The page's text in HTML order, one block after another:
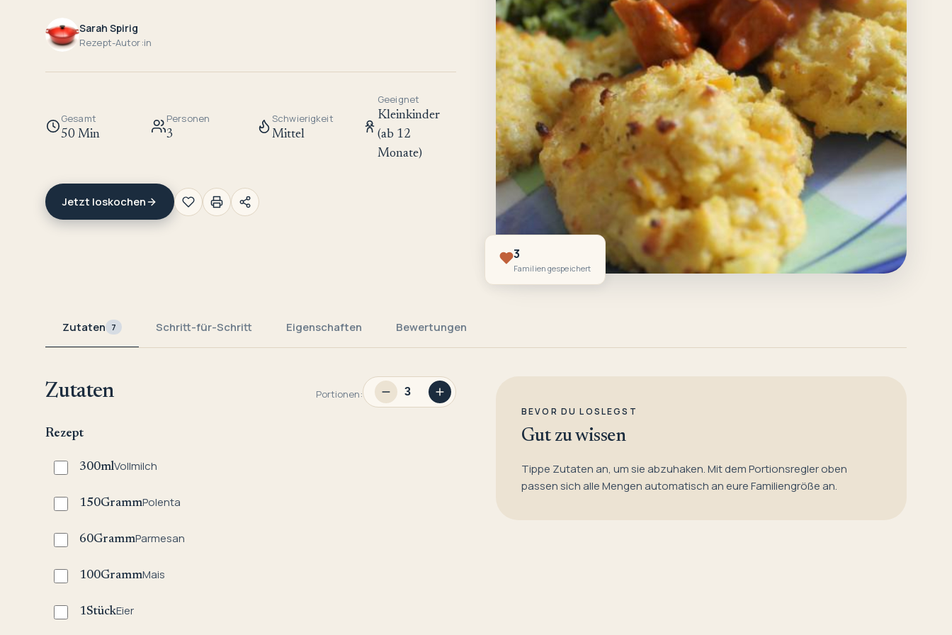
Sarah Spirig
Rezept-Autor:in
Gesamt
50 Min
Personen
3
Schwierigkeit
Mittel
Geeignet
Kleinkinder
(ab 12
Monate)
Jetzt loskochen
3
Familien gespeichert
Zutaten 7 Schritt-für-Schritt Eigenschaften Bewertungen
Zutaten Portionen:
Rezept
300mlVollmilch
150GrammPolenta
60GrammParmesan
100GrammMais
1StückEier
BEVOR DU LOSLEGST
Gut zu wissen
Tippe Zutaten an, um sie abzuhaken. Mit dem Portionsregler oben
passen sich alle Mengen automatisch an eure Familiengröße an.